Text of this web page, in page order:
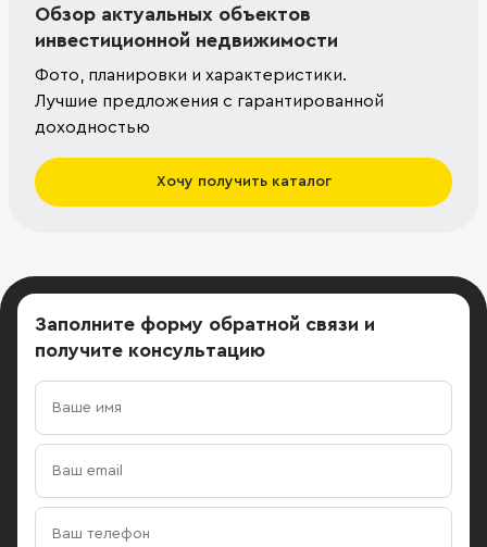
Обзор актуальных объектов
инвестиционной недвижимости
Фото, планировки и характеристики.
Лучшие предложения с гарантированной
доходностью
Хочу получить каталог
Заполните форму обратной связи и
получите консультацию